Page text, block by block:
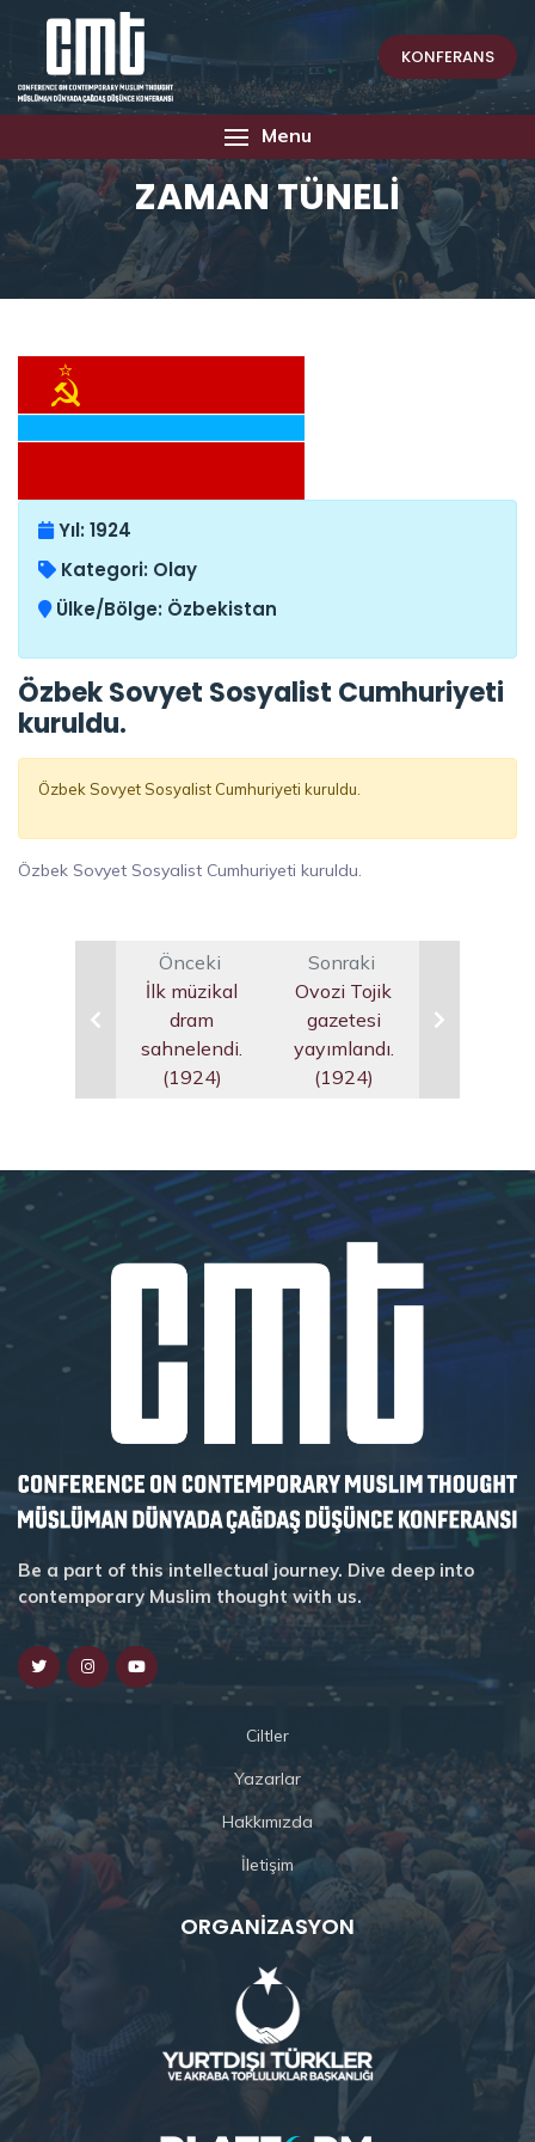
KONFERANS
Menu
ZAMAN TÜNELİ
Yıl: 1924
Kategori: Olay
Ülke/Bölge: Özbekistan
Özbek Sovyet Sosyalist Cumhuriyeti
kuruldu.
Özbek Sovyet Sosyalist Cumhuriyeti kuruldu.
Özbek Sovyet Sosyalist Cumhuriyeti kuruldu.
Önceki
İlk müzikal
dram
sahnelendi.
(1924)
Sonraki
Ovozi Tojik
gazetesi
yayımlandı.
(1924)
Be a part of this intellectual journey. Dive deep into
contemporary Muslim thought with us.
Ciltler
Yazarlar
Hakkımızda
İletişim
ORGANIZASYON